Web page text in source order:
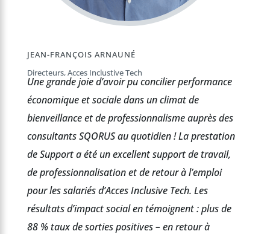
JEAN-FRANÇOIS ARNAUNÉ
Directeurs, Acces Inclustive Tech
Une grande joie d’avoir pu concilier performance
économique et sociale dans un climat de
bienveillance et de professionnalisme auprès des
consultants SQORUS au quotidien ! La prestation
de Support a été un excellent support de travail,
de professionnalisation et de retour à l’emploi
pour les salariés d’Acces Inclusive Tech. Les
résultats d’impact social en témoignent : plus de
88 % taux de sorties positives – en retour à